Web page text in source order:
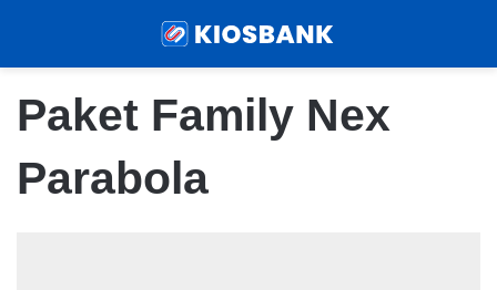
Paket Family Nex
Parabola